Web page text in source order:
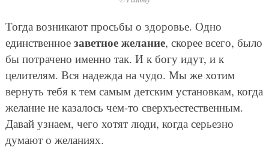
Тогда возникают просьбы о здоровье. Одно
единственное заветное желание, скорее всего, было
бы потрачено именно так. И к богу идут, и к
целителям. Вся надежда на чудо. Мы же хотим
вернуть тебя к тем самым детским установкам, когда
желание не казалось чем-то сверхъестественным.
Давай узнаем, чего хотят люди, когда серьезно
думают о желаниях.